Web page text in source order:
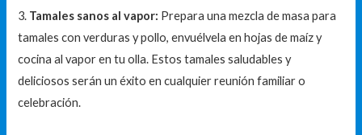
3. Tamales sanos al vapor: Prepara una mezcla de masa para
tamales con verduras y pollo, envuélvela en hojas de maíz y
cocina al vapor en tu olla. Estos tamales saludables y
deliciosos serán un éxito en cualquier reunión familiar o
celebración.